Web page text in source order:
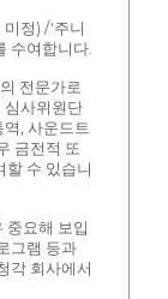
미정) /'주니
수여합니다.
전문가로
심사위원단
, 사운드트
금전적 또
할 수 있습니
중요해 보입
그램 등과
각 회사에서